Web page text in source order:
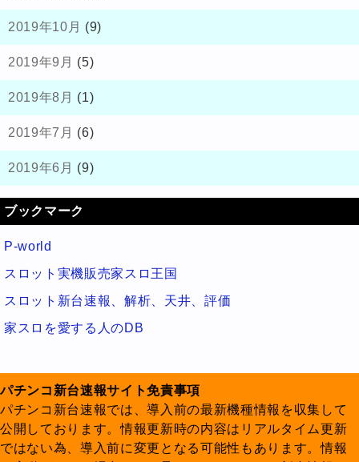
2019年10月 (9)
2019年9月 (5)
2019年8月 (1)
2019年7月 (6)
2019年6月 (9)
ブックマーク
P-world
スロット実機販売家スロ王国
スロット新台速報、解析、天井、評価
家スロを愛する人のDB
パチンコ新台速報サイト免責事項
パチンコ新台速報では、導入前の最新機種情報を収集して
公開しております。情報更新時の内容はリアルタイム更新
ではない為、導入前に変更となる可能性もあります。情報